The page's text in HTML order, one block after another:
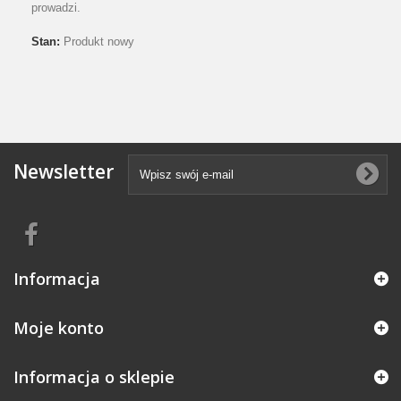
prowadzi.
Stan: Produkt nowy
Newsletter
Informacja
Moje konto
Informacja o sklepie